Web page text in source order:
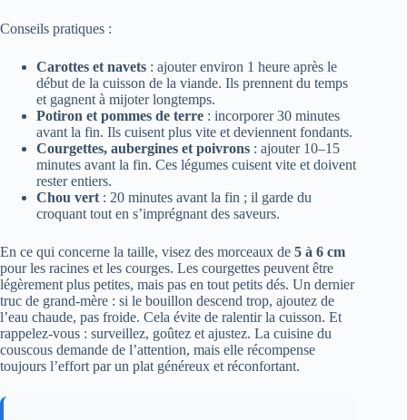
Conseils pratiques :
Carottes et navets : ajouter environ 1 heure après le
début de la cuisson de la viande. Ils prennent du temps
et gagnent à mijoter longtemps.
Potiron et pommes de terre : incorporer 30 minutes
avant la fin. Ils cuisent plus vite et deviennent fondants.
Courgettes, aubergines et poivrons : ajouter 10–15
minutes avant la fin. Ces légumes cuisent vite et doivent
rester entiers.
Chou vert : 20 minutes avant la fin ; il garde du
croquant tout en s’imprégnant des saveurs.
En ce qui concerne la taille, visez des morceaux de 5 à 6 cm
pour les racines et les courges. Les courgettes peuvent être
légèrement plus petites, mais pas en tout petits dés. Un dernier
truc de grand-mère : si le bouillon descend trop, ajoutez de
l’eau chaude, pas froide. Cela évite de ralentir la cuisson. Et
rappelez-vous : surveillez, goûtez et ajustez. La cuisine du
couscous demande de l’attention, mais elle récompense
toujours l’effort par un plat généreux et réconfortant.